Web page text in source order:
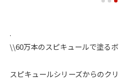
.
\\60万本のスピキュールで塗る
スピキュールシリーズからのク